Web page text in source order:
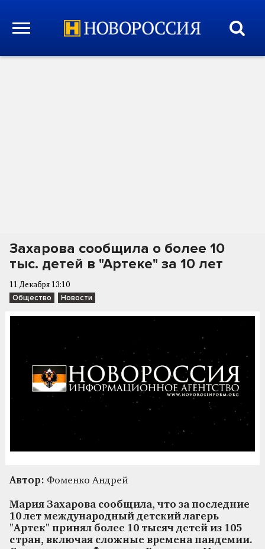
Захарова сообщила о более 10
тыс. детей в "Артеке" за 10 лет
11 Декабря 13:10
Общество Новости
Автор: Фоменко Андрей
Мария Захарова сообщила, что за последние
10 лет международный детский лагерь
"Артек" принял более 10 тысяч детей из 105
стран, включая сложные времена пандемии.